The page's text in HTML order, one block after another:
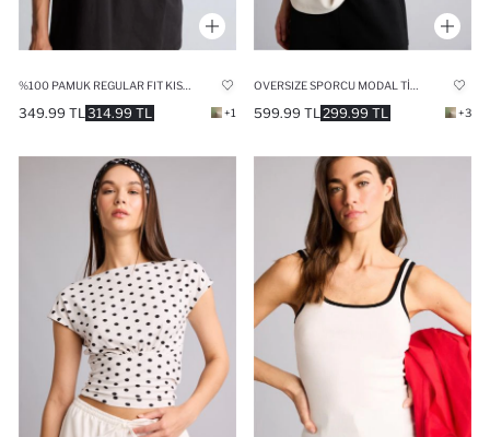
314.99 TL
349.99 TL +1 299.99 TL
599.99 TL +3